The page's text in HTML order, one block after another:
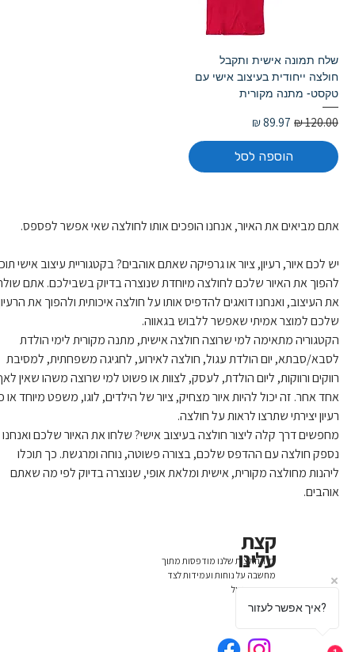
שלח תמונה אישית ותקבל
חולצה ייחודית בעיצוב אישי עם
טקסט- מתנה מקורית
מחיר רגיל מחיר מבצע
הוספה לסל
אתם מביאים את האיור, אנחנו הופכים אותו לחולצה שאי אפשר לפספס.
יש לכם איור, רעיון, ציור או גרפיקה שאתם אוהבים? בקטגוריית עיצוב אישי
להפוך את האיור שלכם לחולצה מיוחדת שנוצרה בדיוק בשבילכם. אתם
את העיצוב, ואנחנו דואגים להדפיס אותו על חולצה איכותית ולהפוך את
שלכם למוצר אמיתי שאפשר ללבוש בגאווה.
הקטגוריה מתאימה למי שרוצה חולצה אישית, מתנה מקורית לימי הולדת
לסבא/סבתא, יום הולדת עגול, חולצה לאירוע, לחגיגה משפחתית, למסיבת
רווקים ורווקות, ליום הולדת, לעסק, לצוות או פשוט למי שרוצה משהו שאין
אחד אחר. זה יכול להיות איור מצחיק, ציור של הילדים, לוגו, משפט מיוחד או
רעיון יצירתי שתרצו לראות על חולצה.
מחפשים דרך קלה ליצור חולצה בעיצוב אישי? שלחו את האיור שלכם ואנחנו
נספק חולצה עם ההדפס שלכם, בצורה פשוטה, נוחה ומרגשת. כך תוכלו
ליהנות מחולצה מקורית, אישית ומלאת אופי, שנוצרה בדיוק לפי מה שאתם
אוהבים.
כל החולצות שלנו מודפסות מתוך
מחשבה על נוחות ועמידות לצד
הומור וסטייל
קצת
עלינו
איך אפשר לעזור?